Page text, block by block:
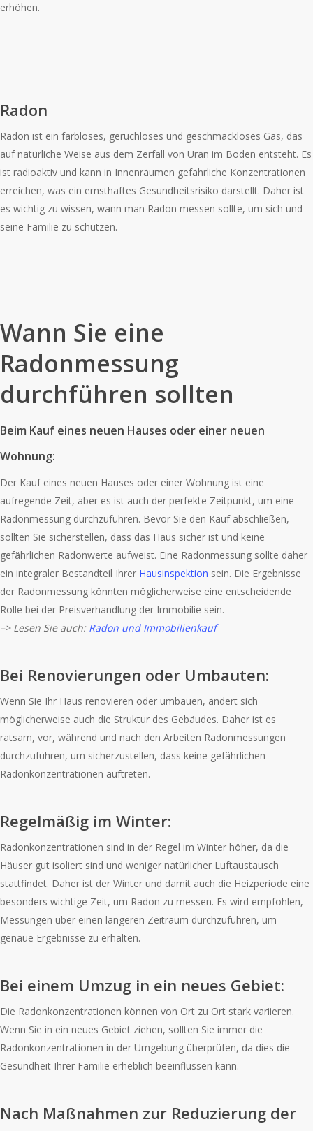
erhöhen.
Radon
Radon ist ein farbloses, geruchloses und geschmackloses Gas, das
auf natürliche Weise aus dem Zerfall von Uran im Boden entsteht. Es
ist radioaktiv und kann in Innenräumen gefährliche Konzentrationen
erreichen, was ein ernsthaftes Gesundheitsrisiko darstellt. Daher ist
es wichtig zu wissen, wann man Radon messen sollte, um sich und
seine Familie zu schützen.
Wann Sie eine
Radonmessung
durchführen sollten
Beim Kauf eines neuen Hauses oder einer neuen
Wohnung:
Der Kauf eines neuen Hauses oder einer Wohnung ist eine
aufregende Zeit, aber es ist auch der perfekte Zeitpunkt, um eine
Radonmessung durchzuführen. Bevor Sie den Kauf abschließen,
sollten Sie sicherstellen, dass das Haus sicher ist und keine
gefährlichen Radonwerte aufweist. Eine Radonmessung sollte daher
ein integraler Bestandteil Ihrer Hausinspektion sein. Die Ergebnisse
der Radonmessung könnten möglicherweise eine entscheidende
Rolle bei der Preisverhandlung der Immobilie sein.
–> Lesen Sie auch: Radon und Immobilienkauf
Bei Renovierungen oder Umbauten:
Wenn Sie Ihr Haus renovieren oder umbauen, ändert sich
möglicherweise auch die Struktur des Gebäudes. Daher ist es
ratsam, vor, während und nach den Arbeiten Radonmessungen
durchzuführen, um sicherzustellen, dass keine gefährlichen
Radonkonzentrationen auftreten.
Regelmäßig im Winter:
Radonkonzentrationen sind in der Regel im Winter höher, da die
Häuser gut isoliert sind und weniger natürlicher Luftaustausch
stattfindet. Daher ist der Winter und damit auch die Heizperiode eine
besonders wichtige Zeit, um Radon zu messen. Es wird empfohlen,
Messungen über einen längeren Zeitraum durchzuführen, um
genaue Ergebnisse zu erhalten.
Bei einem Umzug in ein neues Gebiet:
Die Radonkonzentrationen können von Ort zu Ort stark variieren.
Wenn Sie in ein neues Gebiet ziehen, sollten Sie immer die
Radonkonzentrationen in der Umgebung überprüfen, da dies die
Gesundheit Ihrer Familie erheblich beeinflussen kann.
Nach Maßnahmen zur Reduzierung der